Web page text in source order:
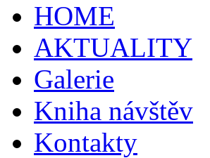
HOME
AKTUALITY
Galerie
Kniha návštěv
Kontakty